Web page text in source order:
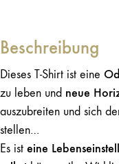
Beschreibung
Dieses T-Shirt ist eine
zu leben und neue
auszubreiten und sich
stellen…
Es ist eine